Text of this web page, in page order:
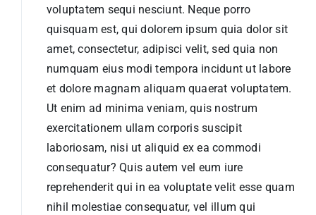
voluptatem sequi nesciunt. Neque porro
quisquam est, qui dolorem ipsum quia dolor sit
amet, consectetur, adipisci velit, sed quia non
numquam eius modi tempora incidunt ut labore
et dolore magnam aliquam quaerat voluptatem.
Ut enim ad minima veniam, quis nostrum
exercitationem ullam corporis suscipit
laboriosam, nisi ut aliquid ex ea commodi
consequatur? Quis autem vel eum iure
reprehenderit qui in ea voluptate velit esse quam
nihil molestiae consequatur, vel illum qui